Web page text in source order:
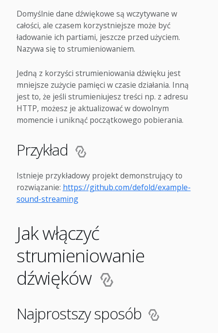
Domyślnie dane dźwiękowe są wczytywane w
całości, ale czasem korzystniejsze może być
ładowanie ich partiami, jeszcze przed użyciem.
Nazywa się to strumieniowaniem.
Jedną z korzyści strumieniowania dźwięku jest
mniejsze zużycie pamięci w czasie działania. Inną
jest to, że jeśli strumieniujesz treści np. z adresu
HTTP, możesz je aktualizować w dowolnym
momencie i uniknąć początkowego pobierania.
Przykład
Istnieje przykładowy projekt demonstrujący to
rozwiązanie: https://github.com/defold/example-
sound-streaming
Jak włączyć
strumieniowanie
dźwięków
Najprostszy sposób